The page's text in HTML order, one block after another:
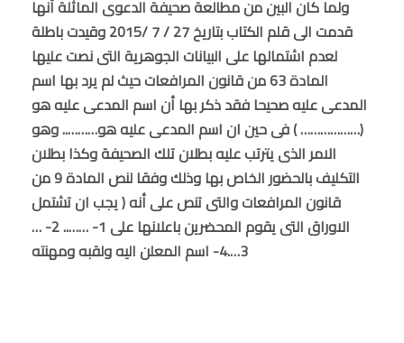
ولما كان البين من مطالعة صحيفة الدعوى الماثلة أنها
قدمت الى قلم الكتاب بتاريخ 27 / 7 /2015 وقيدت باطلة
لعدم اشتمالها على البيانات الجوهرية التى نصت عليها
المادة 63 من قانون المرافعات حيث لم يرد بها اسم
المدعى عليه صحيحا فقد ذكر بها أن اسم المدعى عليه هو
(……………… ) فى حين ان اسم المدعى عليه هو……….. وهو
الامر الذى يترتب عليه بطلان تلك الصحيفة وكذا بطلان
التكليف بالحضور الخاص بها وذلك وفقا لنص المادة 9 من
قانون المرافعات والتى تنص على أنه ( يجب ان تشتمل
الاوراق التى يقوم المحضرين باعلانها على 1- …….. 2- …
3….4- اسم المعلن اليه ولقبه ومهنته